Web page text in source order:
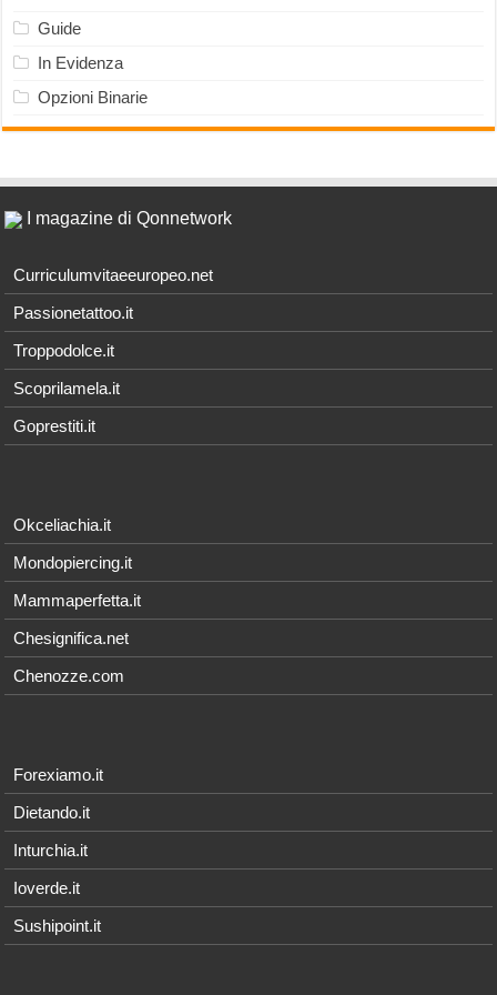
Guide
In Evidenza
Opzioni Binarie
I magazine di Qonnetwork
Curriculumvitaeeuropeo.net
Passionetattoo.it
Troppodolce.it
Scoprilamela.it
Goprestiti.it
Okceliachia.it
Mondopiercing.it
Mammaperfetta.it
Chesignifica.net
Chenozze.com
Forexiamo.it
Dietando.it
Inturchia.it
Ioverde.it
Sushipoint.it